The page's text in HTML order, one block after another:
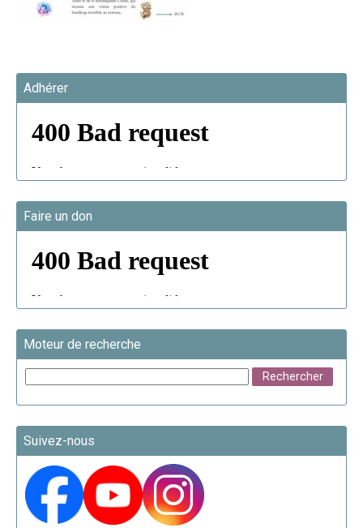
Adhérer
Faire un don
Moteur de recherche
Suivez-nous